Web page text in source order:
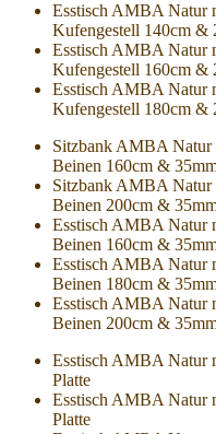
Esstisch AMBA Natur
Kufengestell 140cm &
Esstisch AMBA Natur
Kufengestell 160cm &
Esstisch AMBA Natur
Kufengestell 180cm &
Sitzbank AMBA Natur
Beinen 160cm &
Sitzbank AMBA Natur
Beinen 200cm &
Esstisch AMBA Natur
Beinen 160cm &
Esstisch AMBA Natur
Beinen 180cm &
Esstisch AMBA Natur
Beinen 200cm &
Esstisch AMBA Natur
Platte
Esstisch AMBA Natur
Platte